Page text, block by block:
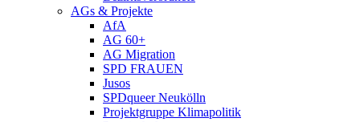
AGs & Projekte
AfA
AG 60+
AG Migration
SPD FRAUEN
Jusos
SPDqueer Neukölln
Projektgruppe Klimapolitik